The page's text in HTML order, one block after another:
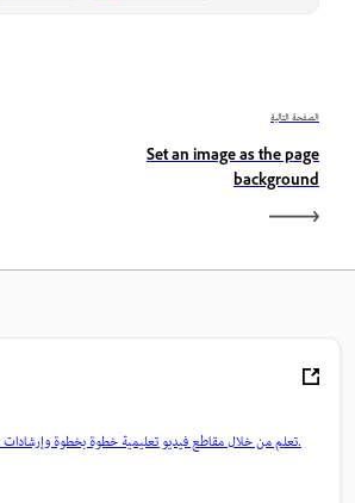
الصفحة التالية
Set an image as the page
background
تعلم من خلال مقاطع فيديو تعليمية خطوة بخطوة وإرشادات عملية مباشرة داخل التطبيق.